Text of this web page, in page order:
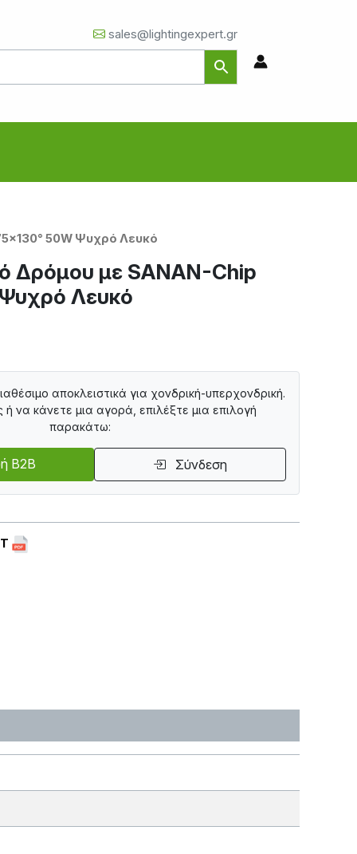
sales@lightingexpert.gr
50W Ψυχρό Λευκό
Δρόμου με SANAN-Chip
Λευκό
αποκλειστικά για χονδρική-υπερχονδρική.
ή να κάνετε μια αγορά, επιλέξτε μια επιλογή
παρακάτω:
B2B Σύνδεση